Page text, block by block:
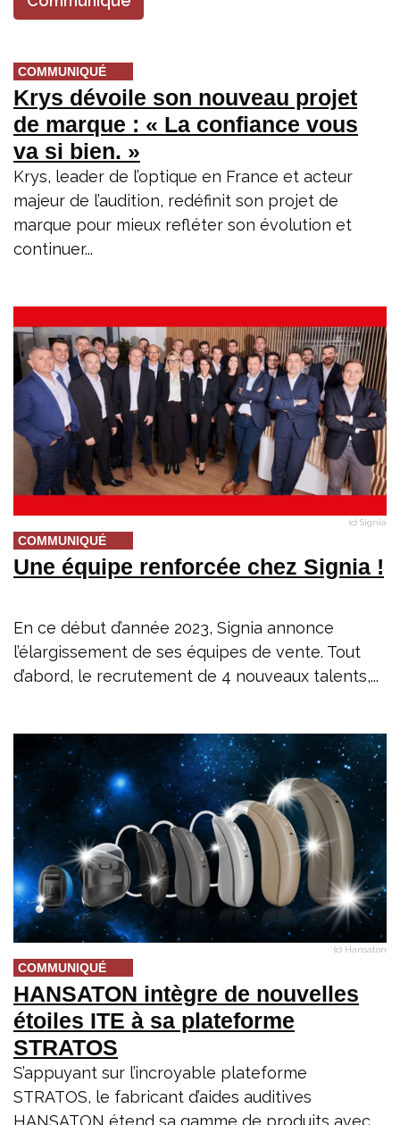
COMMUNIQUÉ
Krys dévoile son nouveau projet
de marque : « La confiance vous
va si bien. »
Krys, leader de l’optique en France et acteur
majeur de l’audition, redéfinit son projet de
marque pour mieux refléter son évolution et
continuer...
(c) Signia
COMMUNIQUÉ
Une équipe renforcée chez Signia !
En ce début d’année 2023, Signia annonce
l’élargissement de ses équipes de vente. Tout
d’abord, le recrutement de 4 nouveaux talents,...
(c) Hansaton
COMMUNIQUÉ
HANSATON intègre de nouvelles
étoiles ITE à sa plateforme
STRATOS
S’appuyant sur l’incroyable plateforme
STRATOS, le fabricant d’aides auditives